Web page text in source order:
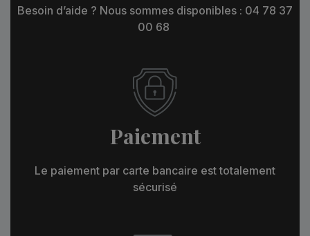
Besoin d’aide ? Nous sommes disponibles : 04 78 37
00 68
Paiement
Le paiement par carte bancaire est totalement
sécurisé